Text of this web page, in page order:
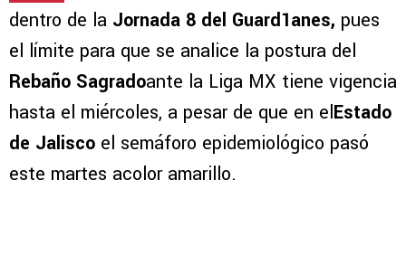
dentro de la Jornada 8 del Guard1anes, pues
el límite para que se analice la postura del
Rebaño Sagradoante la Liga MX tiene vigencia
hasta el miércoles, a pesar de que en elEstado
de Jalisco el semáforo epidemiológico pasó
este martes acolor amarillo.